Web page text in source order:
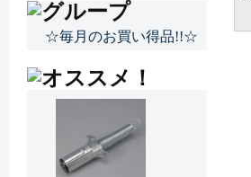
☆毎月のお買い得品!!☆